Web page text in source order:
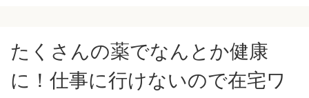
たくさんの薬でなんとか健康
に！仕事に行けないので在宅ワ